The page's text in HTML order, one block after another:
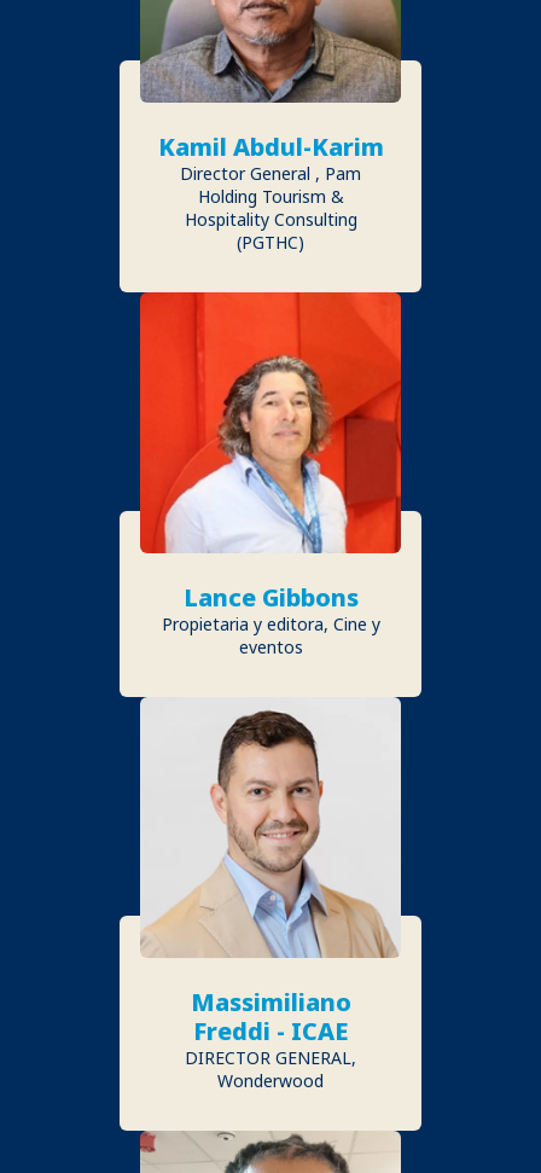
Kamil Abdul-Karim
Director General , Pam
Holding Tourism &
Hospitality Consulting
(PGTHC)
Lance Gibbons
Propietaria y editora, Cine y
eventos
Massimiliano
Freddi - ICAE
DIRECTOR GENERAL,
Wonderwood